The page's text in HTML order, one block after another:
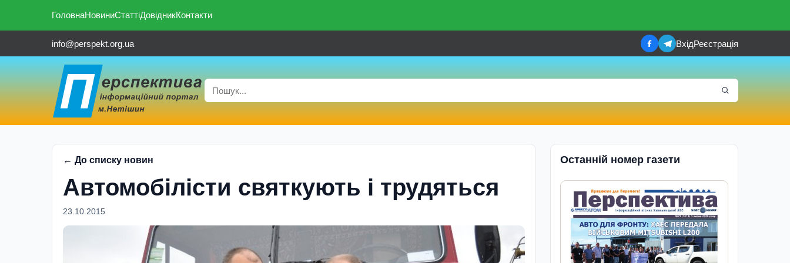
ГоловнаНовиниСтаттіДовідникКонтакти
info@perspekt.org.ua ВхідРеєстрація
← До списку новин
Автомобілісти святкують і трудяться
23.10.2015
Останній номер газети